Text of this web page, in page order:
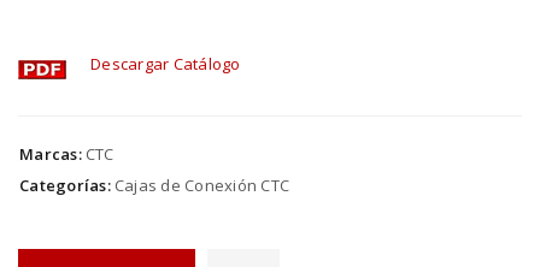
Descargar Catálogo
Marcas: CTC
Categorías: Cajas de Conexión CTC